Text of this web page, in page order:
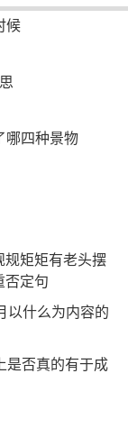
候
哪四种景物
规矩矩有老头摆
否定句
以什么为内容的
是否真的有于成